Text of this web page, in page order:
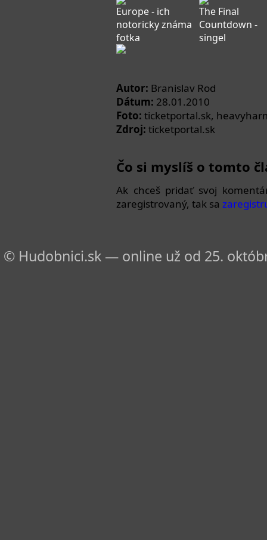
Europe - ich
notoricky známa
fotka
The Final
Countdown -
singel
Autor: Branislav Rod
Dátum: 28.01.2010
Foto: ticketportal.sk,
Zdroj: ticketportal.sk
Čo si myslíš o tomto
Ak chceš pridať svoj
zaregistrovaný, tak sa
© Hudobnici.sk — online už od 25.